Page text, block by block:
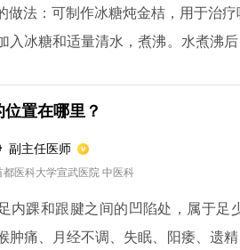
做法：可制作冰糖炖金桔，用于治
入冰糖和适量清水，煮沸。水煮沸
置在哪里？
副主任医师
都医科大学宣武医院 中医科
内踝和跟腱之间的凹陷处，属于
肿痛、月经不调、失眠、阳痿、遗